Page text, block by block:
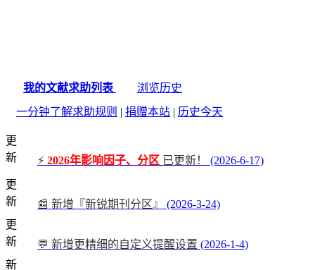
我的文献求助列表
浏览历史
一分钟了解求助规则 | 捐赠本站 | 历史今天
更
新
⚡ 2026年影响因子、分区 已更新！
(2026-6-17)
更
新
📰 新增『新锐期刊分区』
(2026-3-24)
更
新
💬 新增更精细的自定义提醒设置 (2026-1-4)
新